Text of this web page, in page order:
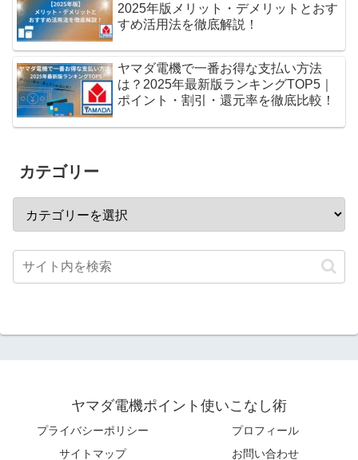
2025年版メリット・デメリットとおす
すめ活用法を徹底解説！
ヤマダ電機で一番お得な支払い方法
は？2025年最新版ランキングTOP5｜
ポイント・割引・還元率を徹底比較！
カテゴリー
ヤマダ電機ポイント使いこなし術
プライバシーポリシー
プロフィール
サイトマップ
お問い合わせ